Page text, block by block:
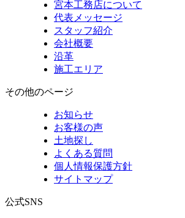
宮本工務店について
代表メッセージ
スタッフ紹介
会社概要
沿革
施工エリア
その他のページ
お知らせ
お客様の声
土地探し
よくある質問
個人情報保護方針
サイトマップ
公式SNS